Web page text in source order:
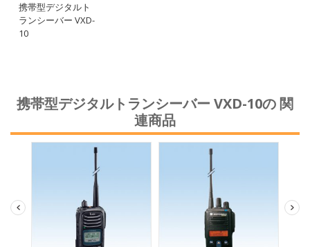
携帯型デジタルト
ランシーバー VXD-
10
携帯型デジタルトランシーバー VXD-10の 関
連商品